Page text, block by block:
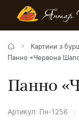
Картини з
Панно «Червона
Панно
Артикул: Пн-1256